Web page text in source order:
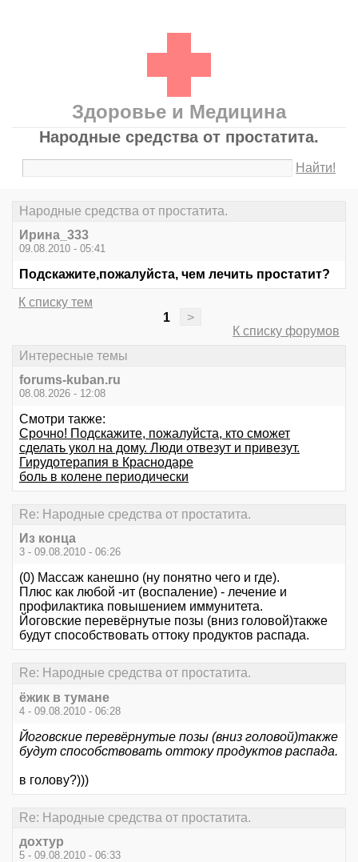
Здоровье и Медицина
Народные средства от простатита.
Найти!
Народные средства от простатита.
Ирина_333
09.08.2010 - 05:41
Подскажите,пожалуйста, чем лечить простатит?
К списку тем
1
>
К списку форумов
Интересные темы
forums-kuban.ru
08.08.2026 - 12:08
Смотри также:
Срочно! Подскажите, пожалуйста, кто сможет
сделать укол на дому. Люди отвезут и привезут.
Гирудотерапия в Краснодаре
боль в колене периодически
Re: Народные средства от простатита.
Из конца
3 - 09.08.2010 - 06:26
(0) Массаж канешно (ну понятно чего и где).
Плюс как любой -ит (воспаление) - лечение и
профилактика повышением иммунитета.
Йоговские перевёрнутые позы (вниз головой)также
будут способствовать оттоку продуктов распада.
Re: Народные средства от простатита.
ёжик в тумане
4 - 09.08.2010 - 06:28
Йоговские перевёрнутые позы (вниз головой)также
будут способствовать оттоку продуктов распада.
в голову?)))
Re: Народные средства от простатита.
дохтур
5 - 09.08.2010 - 06:33